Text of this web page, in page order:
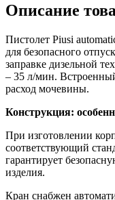
Описание
Пистолет Piusi
для безопасного
заправке дизельной
– 35 л/мин.
расход мочевины.
Конструкция:
При изготовлении
соответствующий
гарантирует
изделия.
Кран снабжен